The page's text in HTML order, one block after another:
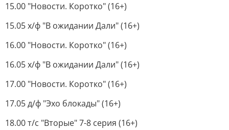
15.00 "Новости. Коротко" (16+)
15.05 х/ф "В ожидании Дали" (16+)
16.00 "Новости. Коротко" (16+)
16.05 х/ф "В ожидании Дали" (16+)
17.00 "Новости. Коротко" (16+)
17.05 д/ф "Эхо блокады" (16+)
18.00 т/с "Вторые" 7-8 серия (16+)